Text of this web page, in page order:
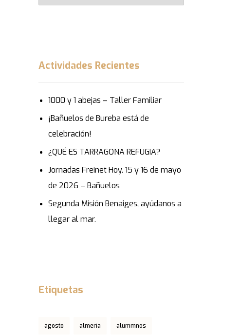
Actividades Recientes
1000 y 1 abejas – Taller Familiar
¡Bañuelos de Bureba está de
celebración!
¿QUÉ ES TARRAGONA REFUGIA?
Jornadas Freinet Hoy. 15 y 16 de mayo
de 2026 – Bañuelos
Segunda Misión Benaiges, ayúdanos a
llegar al mar.
Etiquetas
agosto almeria alummnos